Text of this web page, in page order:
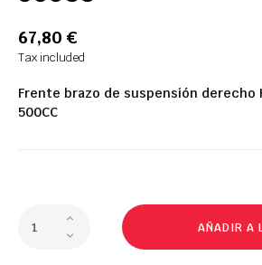
67,80 €
Tax included
Frente brazo de suspensión derecho
500CC
AÑADIR A